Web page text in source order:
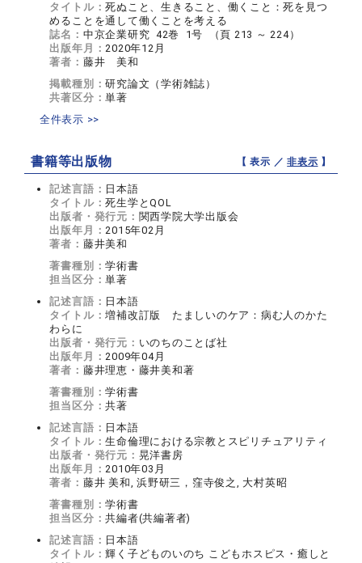
タイトル：死ぬこと、生きること、働くこと：死を見つ
めることを通して働くことを考える
誌名： 中京企業研究 42巻 1号 （頁 213 ～ 224）
出版年月：2020年12月
著者： 藤井 美和
掲載種別：研究論文（学術雑誌）
共著区分：単著
全件表示 >>
書籍等出版物 【 表示 ／非表示 】
記述言語： 日本語
タイトル：死生学とQOL
出版者・発行元： 関西学院大学出版会
出版年月：2015年02月
著者： 藤井美和
著書種別：学術書
担当区分：単著
記述言語： 日本語
タイトル：増補改訂版 たましいのケア：病む人のかた
わらに
出版者・発行元： いのちのことば社
出版年月：2009年04月
著者： 藤井理恵・藤井美和著
著書種別：学術書
担当区分：共著
記述言語： 日本語
タイトル：生命倫理における宗教とスピリチュアリティ
出版者・発行元： 晃洋書房
出版年月：2010年03月
著者： 藤井 美和, 浜野研三，窪寺俊之, 大村英昭
著書種別：学術書
担当区分：共編者(共編著者)
記述言語： 日本語
タイトル：輝く子どものいのち こどもホスピス・癒しと